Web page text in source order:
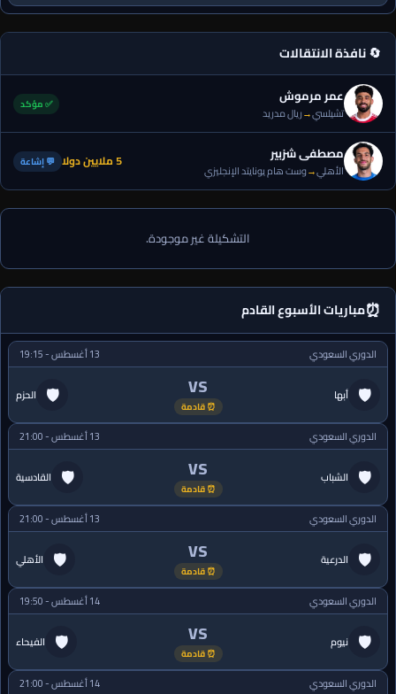
🔄 نافذة الانتقالات
عمر مرموش
تشيلسي→ريال مدريد
✅ مؤكد
مصطفى شزبير
الأهلي→وست هام يونايتد الإنجليزي 5 ملايين دولا 💬 إشاعة
التشكيلة غير موجودة.
⏰مباريات الأسبوع القادم
الدوري السعودي 13 أغسطس - 19:15
🛡 أبها VS
⏰ قادمة
الحزم 🛡
الدوري السعودي 13 أغسطس - 21:00
🛡 الشباب VS
⏰ قادمة
القادسية 🛡
الدوري السعودي 13 أغسطس - 21:00
🛡 الدرعية VS
⏰ قادمة
الأهلي 🛡
الدوري السعودي 14 أغسطس - 19:50
🛡 نيوم VS
⏰ قادمة
الفيحاء 🛡
الدوري السعودي 14 أغسطس - 21:00